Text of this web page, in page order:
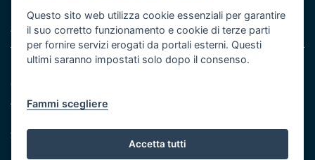
Iniziativa finanziata con risorse del POR Puglia 2014/2020 -
Asse XI
Note legali
Cookie e privacy
Atti di notifica
Servizi Intranet
Questo sito web utilizza cookie essenziali per garantire
il suo corretto funzionamento e cookie di terze parti
per fornire servizi erogati da portali esterni. Questi
ultimi saranno impostati solo dopo il consenso.
Fammi scegliere
Accetta tutti